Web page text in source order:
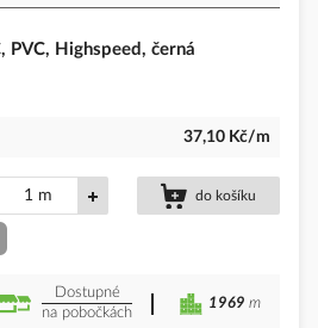
PVC, Highspeed, černá
37,10 Kč/m
m do košíku
Dostupné
na pobočkách
1969 m